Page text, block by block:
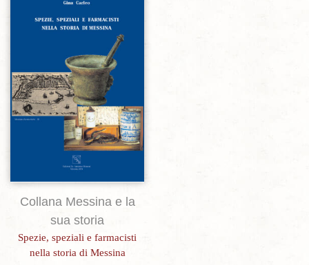
Aggiungi alla lista dei desideri
Collana Messina e la
sua storia
Spezie, speziali e farmacisti
nella storia di Messina